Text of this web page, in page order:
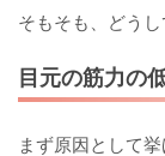
そもそも、どう
目元の筋力の
まず原因として挙